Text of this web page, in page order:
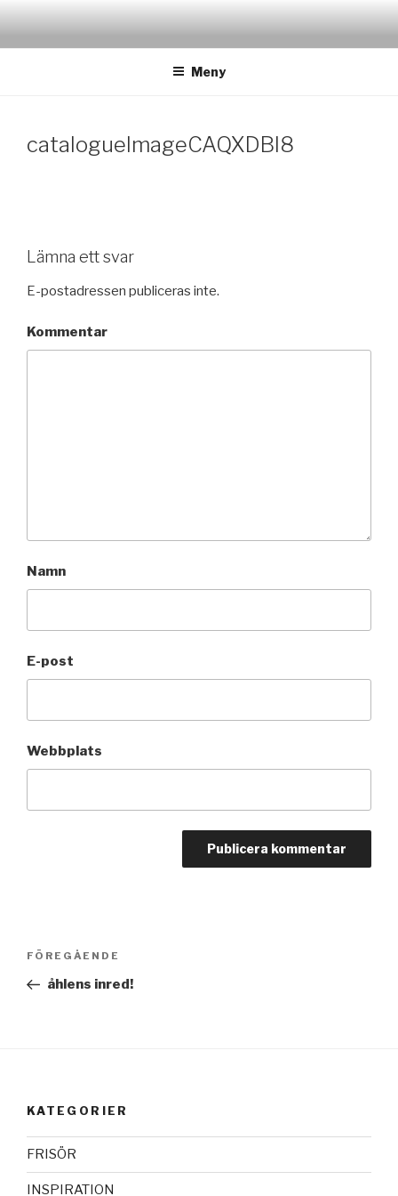
innehåll
Meny
catalogueImageCAQXDBI8
Lämna ett svar
E-postadressen publiceras inte.
Kommentar
Namn
E-post
Webbplats
Inläggsnavigering
Föregående
inlägg
FÖREGÅENDE
åhlens inred!
KATEGORIER
FRISÖR
INSPIRATION